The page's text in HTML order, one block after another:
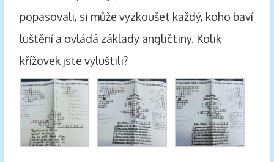
popasovali, si může vyzkoušet každý, koho baví
luštění a ovládá základy angličtiny. Kolik
křížovek jste vyluštili?